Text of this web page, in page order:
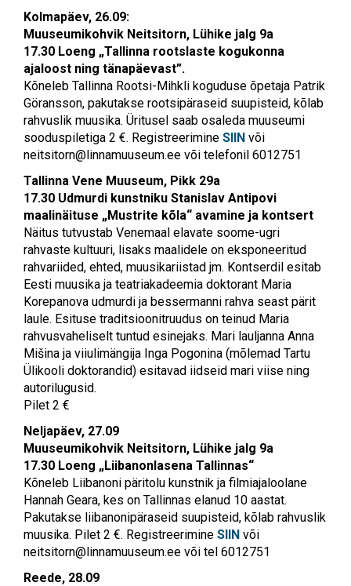
Kolmapäev, 26.09:
Muuseumikohvik Neitsitorn, Lühike jalg 9a
17.30 Loeng „Tallinna rootslaste kogukonna
ajaloost ning tänapäevast”.
Kõneleb Tallinna Rootsi-Mihkli koguduse õpetaja Patrik
Göransson, pakutakse rootsipäraseid suupisteid, kõlab
rahvuslik muusika. Üritusel saab osaleda muuseumi
sooduspiletiga 2 €. Registreerimine SIIN või
neitsitorn@linnamuuseum.ee või telefonil 6012751
Tallinna Vene Muuseum, Pikk 29a
17.30 Udmurdi kunstniku Stanislav Antipovi
maalinäituse „Mustrite kõla“ avamine ja kontsert
Näitus tutvustab Venemaal elavate soome-ugri
rahvaste kultuuri, lisaks maalidele on eksponeeritud
rahvariided, ehted, muusikariistad jm. Kontserdil esitab
Eesti muusika ja teatriakadeemia doktorant Maria
Korepanova udmurdi ja bessermanni rahva seast pärit
laule. Esituse traditsioonitruudus on teinud Maria
rahvusvaheliselt tuntud esinejaks. Mari lauljanna Anna
Mišina ja viiulimängija Inga Pogonina (mõlemad Tartu
Ülikooli doktorandid) esitavad iidseid mari viise ning
autorilugusid.
Pilet 2 €
Neljapäev, 27.09
Muuseumikohvik Neitsitorn, Lühike jalg 9a
17.30 Loeng „Liibanonlasena Tallinnas“
Kõneleb Liibanoni päritolu kunstnik ja filmiajaloolane
Hannah Geara, kes on Tallinnas elanud 10 aastat.
Pakutakse liibanonipäraseid suupisteid, kõlab rahvuslik
muusika. Pilet 2 €. Registreerimine SIIN või
neitsitorn@linnamuuseum.ee või tel 6012751
Reede, 28.09